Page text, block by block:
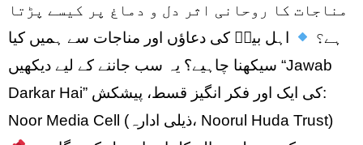
مناجات کا روحانی اثر دل و دماغ پر کیسے پڑتا
ہے؟
اہل بیتؑ کی دعاؤں اور مناجات سے ہمیں کیا
سیکھنا چاہیے؟ یہ سب جاننے کے لیے دیکھیں “Jawab
Darkar Hai” کی ایک اور فکر انگیز قسط، پیشکش:
Noor Media Cell (ذیلی ادارہ، Noorul Huda Trust)